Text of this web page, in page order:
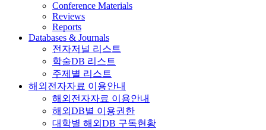
Conference Materials
Reviews
Reports
Databases & Journals
전자저널 리스트
학술DB 리스트
주제별 리스트
해외전자자료 이용안내
해외전자자료 이용안내
해외DB별 이용권한
대학별 해외DB 구독현황